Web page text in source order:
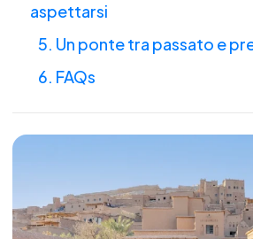
aspettarsi
5. Un ponte tra passato e
6. FAQs